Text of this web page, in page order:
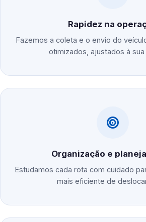
Rapidez na
Fazemos a coleta e o envio do
otimizados, ajustados à sua
Organização e
Estudamos cada rota com cuidado
mais eficiente de